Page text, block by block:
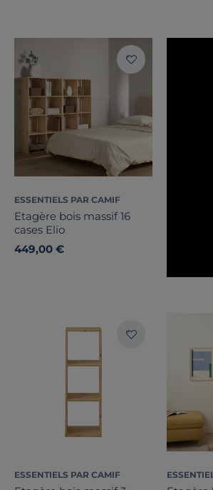
ESSENTIELS PAR CAMIF
Etagère bois massif 16
cases Elio
449,00 €
ESSENTIELS PAR CAMIF